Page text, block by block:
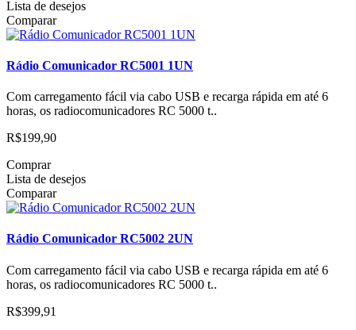
Lista de desejos
Comparar
Rádio Comunicador RC5001 1UN
Com carregamento fácil via cabo USB e recarga rápida em até 6
horas, os radiocomunicadores RC 5000 t..
R$199,90
Comprar
Lista de desejos
Comparar
Rádio Comunicador RC5002 2UN
Com carregamento fácil via cabo USB e recarga rápida em até 6
horas, os radiocomunicadores RC 5000 t..
R$399,91